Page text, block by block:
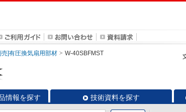
売]有圧換気扇用部材 W-40SBFMST
情報を探す 技術資料を探す